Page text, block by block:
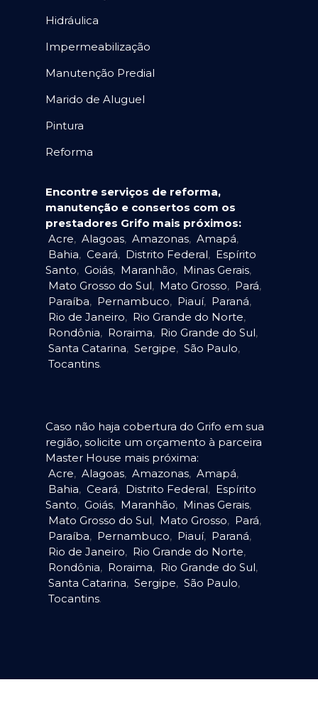
Hidráulica
Impermeabilização
Manutenção Predial
Marido de Aluguel
Pintura
Reforma
Encontre serviços de reforma,
manutenção e consertos com os
prestadores Grifo mais próximos:
Acre, Alagoas, Amazonas, Amapá,
Bahia, Ceará, Distrito Federal, Espírito
Santo, Goiás, Maranhão, Minas Gerais,
Mato Grosso do Sul, Mato Grosso, Pará,
Paraíba, Pernambuco, Piauí, Paraná,
Rio de Janeiro, Rio Grande do Norte,
Rondônia, Roraima, Rio Grande do Sul,
Santa Catarina, Sergipe, São Paulo,
Tocantins.
Caso não haja cobertura do Grifo em sua
região, solicite um orçamento à parceira
Master House mais próxima:
Acre, Alagoas, Amazonas, Amapá,
Bahia, Ceará, Distrito Federal, Espírito
Santo, Goiás, Maranhão, Minas Gerais,
Mato Grosso do Sul, Mato Grosso, Pará,
Paraíba, Pernambuco, Piauí, Paraná,
Rio de Janeiro, Rio Grande do Norte,
Rondônia, Roraima, Rio Grande do Sul,
Santa Catarina, Sergipe, São Paulo,
Tocantins.